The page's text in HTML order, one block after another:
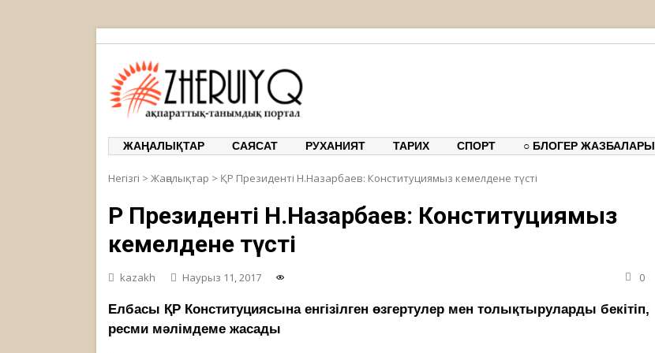
ЖАҢАЛЫҚТАР САЯСАТ РУХАНИЯТ ТАРИХ СПОРТ ○ БЛОГЕР ЖАЗБАЛАРЫ
Негізгі > Жаңалықтар > ҚР Президенті Н.Назарбаев: Конституциямыз кемелдене түсті
ҚР Президенті Н.Назарбаев: Конституциямыз
кемелдене түсті
kazakh Наурыз 11, 2017 0
Елбасы ҚР Конституциясына енгізілген өзгертулер мен толықтыруларды бекітіп,
ресми мәлімдеме жасады